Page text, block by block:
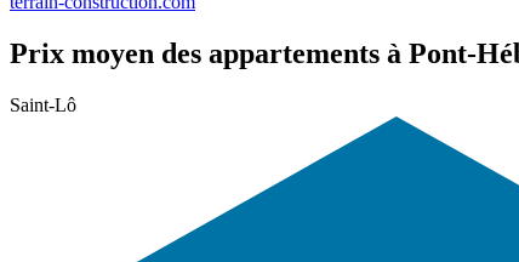
Prix moyen des appartements à Pont-
Saint-Lô